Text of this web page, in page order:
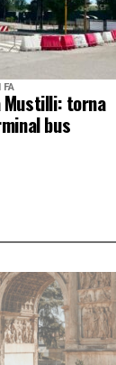
FA
Mustilli: torna
bus